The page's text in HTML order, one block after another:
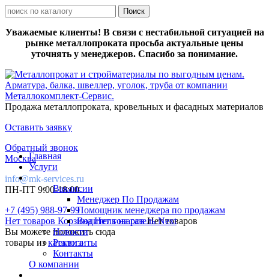
Уважаемые клиенты! В связи с нестабильной ситуацией на
рынке металлопроката просьба актуальные цены
уточнять у менеджеров. Спасибо за понимание.
Продажа металлопроката, кровельных и фасадных материалов
Оставить заявку
Обратный звонок
Москва
info@mk-services.ru
ПН-ПТ 9:00-18:00
+7 (495) 988-97-99
Нет товаров КорзинаНет товаровНет товаров
Вы можете положить сюда
товары изкаталога
Главная
Услуги
Вакансии
Менеджер По Продажам
Помощник менеджера по продажам
Водитель на газель Next
Новости
Реквизиты
Контакты
О компании